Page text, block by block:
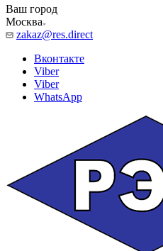
Ваш город
Москва
zakaz@res.direct
Вконтакте
Viber
Viber
WhatsApp